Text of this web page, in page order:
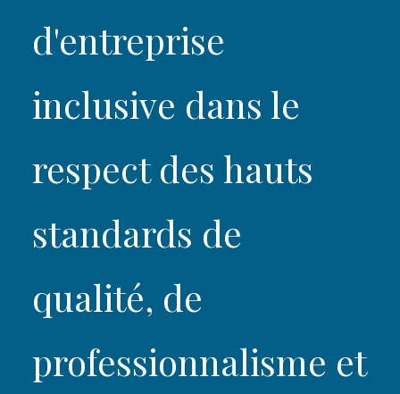
d'entreprise
inclusive dans le
respect des hauts
standards de
qualité, de
professionnalisme et